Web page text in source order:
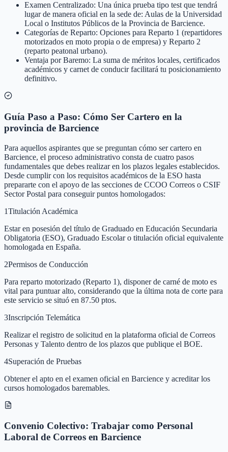
Examen Centralizado: Una única prueba tipo test que tendrá
lugar de manera oficial en la sede de: Aulas de la Universidad
Local o Institutos Públicos de la Provincia de Barcience.
Categorías de Reparto: Opciones para Reparto 1 (repartidores
motorizados en moto propia o de empresa) y Reparto 2
(reparto peatonal urbano).
Ventaja por Baremo: La suma de méritos locales, certificados
académicos y carnet de conducir facilitará tu posicionamiento
definitivo.
Guía Paso a Paso: Cómo Ser Cartero en la
provincia de Barcience
Para aquellos aspirantes que se preguntan cómo ser cartero en
Barcience, el proceso administrativo consta de cuatro pasos
fundamentales que debes realizar en los plazos legales establecidos.
Desde cumplir con los requisitos académicos de la ESO hasta
prepararte con el apoyo de las secciones de CCOO Correos o CSIF
Sector Postal para conseguir puntos homologados:
1Titulación Académica
Estar en posesión del título de Graduado en Educación Secundaria
Obligatoria (ESO), Graduado Escolar o titulación oficial equivalente
homologada en España.
2Permisos de Conducción
Para reparto motorizado (Reparto 1), disponer de carné de moto es
vital para puntuar alto, considerando que la última nota de corte para
este servicio se situó en 87.50 ptos.
3Inscripción Telemática
Realizar el registro de solicitud en la plataforma oficial de Correos
Personas y Talento dentro de los plazos que publique el BOE.
4Superación de Pruebas
Obtener el apto en el examen oficial en Barcience y acreditar los
cursos homologados baremables.
Convenio Colectivo: Trabajar como Personal
Laboral de Correos en Barcience